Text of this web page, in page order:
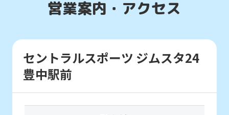
営業案内・アクセス
セントラルスポーツ ジムスタ24
豊中駅前
Japanese
this
will
はじめて体験・
各種イベント申込